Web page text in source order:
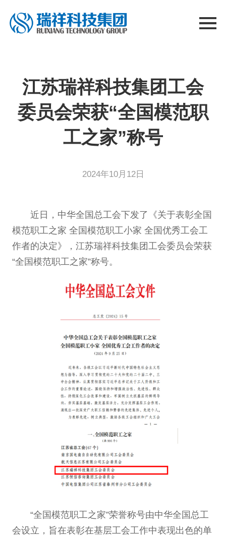
江苏瑞祥科技集团工会
委员会荣获“全国模范职
工之家”称号
2024年10月12日
近日，中华全国总工会下发了《关于表彰全国
模范职工之家 全国模范职工小家 全国优秀工会工
作者的决定》，江苏瑞祥科技集团工会委员会荣获
“全国模范职工之家”称号。
“全国模范职工之家”荣誉称号由中华全国总工
会设立，旨在表彰在基层工会工作中表现出色的单